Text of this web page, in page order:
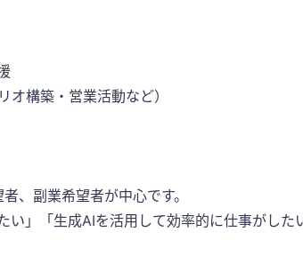
構築・営業活動など）
、副業希望者が中心です。
」「生成AIを活用して効率的に仕事がし